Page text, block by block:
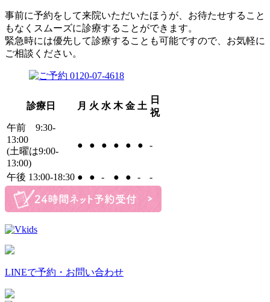
事前に予約をして来院いただいたほうが、お待たせすること
もなくスムーズに診療することができます。
緊急時には優先して診療することも可能ですので、お気軽に
ご相談ください。
診療日 月 火 水 木 金 土
日
祝
午前 9:30-
13:00
(土曜は9:00-
13:00)
● ● ● ● ● ● -
午後 13:00-18:30 ● ● - ● ● - -
LINEで予約・お問い合わせ